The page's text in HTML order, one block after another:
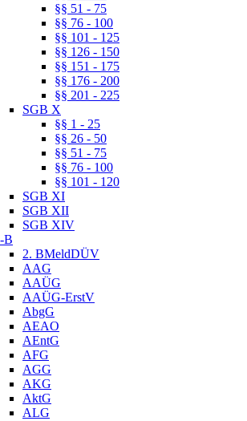
§§ 51 - 75
§§ 76 - 100
§§ 101 - 125
§§ 126 - 150
§§ 151 - 175
§§ 176 - 200
§§ 201 - 225
SGB X
§§ 1 - 25
§§ 26 - 50
§§ 51 - 75
§§ 76 - 100
§§ 101 - 120
SGB XI
SGB XII
SGB XIV
B
2. BMeldDÜV
AAG
AAÜG
AAÜG-ErstV
AbgG
AEAO
AEntG
AFG
AGG
AKG
AktG
ALG